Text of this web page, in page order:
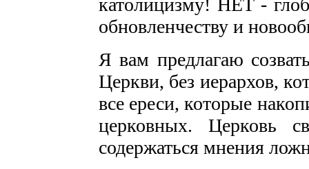
католицизму! НЕТ -
обновленчеству и
Я вам предлагаю
Церкви, без иерархов,
все ереси, которые
церковных. Церковь
содержаться мнения